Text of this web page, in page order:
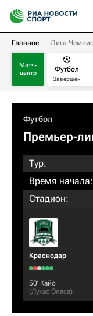
Главное Лига
Матч-
центр
Футбол
Завершен
Футбол
Премьер-
Тур:
Время начала:
Стадион:
Краснодар
50‎’‎ Кайо
(Лукас Оласа)